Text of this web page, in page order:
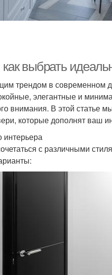
выбрать
трендом в современном
элегантные и
внимания. В этой статье
которые дополнят ваш
интерьера
с различными